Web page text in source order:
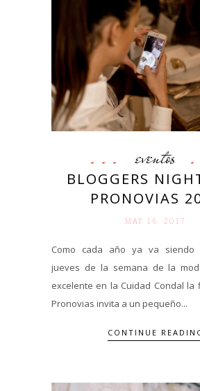
eventos
BLOGGERS
PRONOVIAS
MAY 16. 2017
Como cada año ya va siendo
jueves de la semana de la
excelente en la Cuidad Condal la
Pronovias invita a un pequeño...
CONTINUE